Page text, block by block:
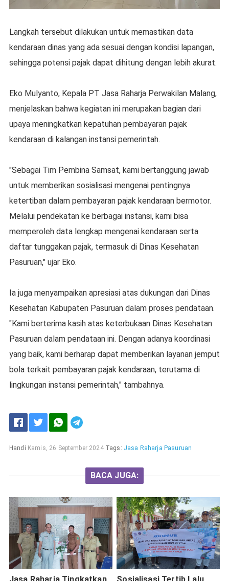
Langkah tersebut dilakukan untuk memastikan data
kendaraan dinas yang ada sesuai dengan kondisi lapangan,
sehingga potensi pajak dapat dihitung dengan lebih akurat.
Eko Mulyanto, Kepala PT Jasa Raharja Perwakilan Malang,
menjelaskan bahwa kegiatan ini merupakan bagian dari
upaya meningkatkan kepatuhan pembayaran pajak
kendaraan di kalangan instansi pemerintah.
"Sebagai Tim Pembina Samsat, kami bertanggung jawab
untuk memberikan sosialisasi mengenai pentingnya
ketertiban dalam pembayaran pajak kendaraan bermotor.
Melalui pendekatan ke berbagai instansi, kami bisa
memperoleh data lengkap mengenai kendaraan serta
daftar tunggakan pajak, termasuk di Dinas Kesehatan
Pasuruan," ujar Eko.
Ia juga menyampaikan apresiasi atas dukungan dari Dinas
Kesehatan Kabupaten Pasuruan dalam proses pendataan.
"Kami berterima kasih atas keterbukaan Dinas Kesehatan
Pasuruan dalam pendataan ini. Dengan adanya koordinasi
yang baik, kami berharap dapat memberikan layanan jemput
bola terkait pembayaran pajak kendaraan, terutama di
lingkungan instansi pemerintah," tambahnya.
Handi Kamis, 26 September 2024 Tags: Jasa Raharja Pasuruan
BACA JUGA: